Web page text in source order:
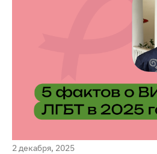
2 декабря, 2025